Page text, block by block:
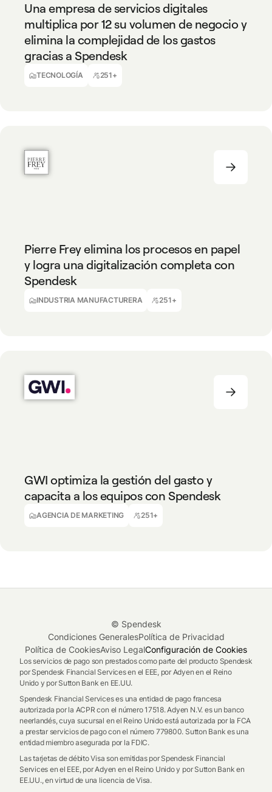
Una empresa de servicios digitales
multiplica por 12 su volumen de negocio y
elimina la complejidad de los gastos
gracias a Spendesk
TECNOLOGÍA 251+
Isabelle Decomble
Responsable Financiero
Pierre Frey elimina los procesos en papel
y logra una digitalización completa con
Spendesk
INDUSTRIA MANUFACTURERA 251+
Benjamin Milot
CFO, Pierre Frey
GWI optimiza la gestión del gasto y
capacita a los equipos con Spendesk
AGENCIA DE MARKETING 251+
James Franks
CFO, GWI
© Spendesk
Condiciones GeneralesPolítica de Privacidad
Política de CookiesAviso LegalConfiguración de Cookies
Los servicios de pago son prestados como parte del producto Spendesk
por Spendesk Financial Services en el EEE, por Adyen en el Reino
Unido y por Sutton Bank en EE.UU.
Spendesk Financial Services es una entidad de pago francesa
autorizada por la ACPR con el número 17518. Adyen N.V. es un banco
neerlandés, cuya sucursal en el Reino Unido está autorizada por la FCA
a prestar servicios de pago con el número 779800. Sutton Bank es una
entidad miembro asegurada por la FDIC.
Las tarjetas de débito Visa son emitidas por Spendesk Financial
Services en el EEE, por Adyen en el Reino Unido y por Sutton Bank en
EE.UU., en virtud de una licencia de Visa.